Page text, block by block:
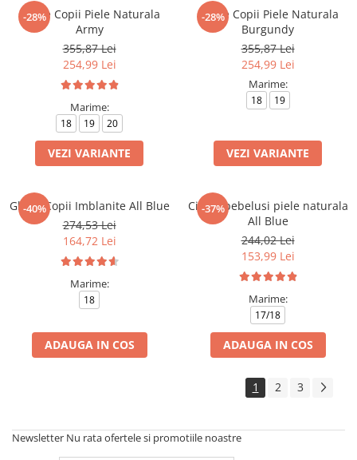
-28%
Cizme Copii Piele Naturala
Army
355,87 Lei
254,99 Lei
Marime:
18 19 20
VEZI VARIANTE
-28%
Cizme Copii Piele Naturala
Burgundy
355,87 Lei
254,99 Lei
Marime:
18 19
VEZI VARIANTE
-40%
Ghete Copii Imblanite All Blue
274,53 Lei
164,72 Lei
Marime:
18
ADAUGA IN COS
-37%
Cizme bebelusi piele naturala
All Blue
244,02 Lei
153,99 Lei
Marime:
17/18
ADAUGA IN COS
1 2 3
Newsletter Nu rata ofertele si promotiile noastre